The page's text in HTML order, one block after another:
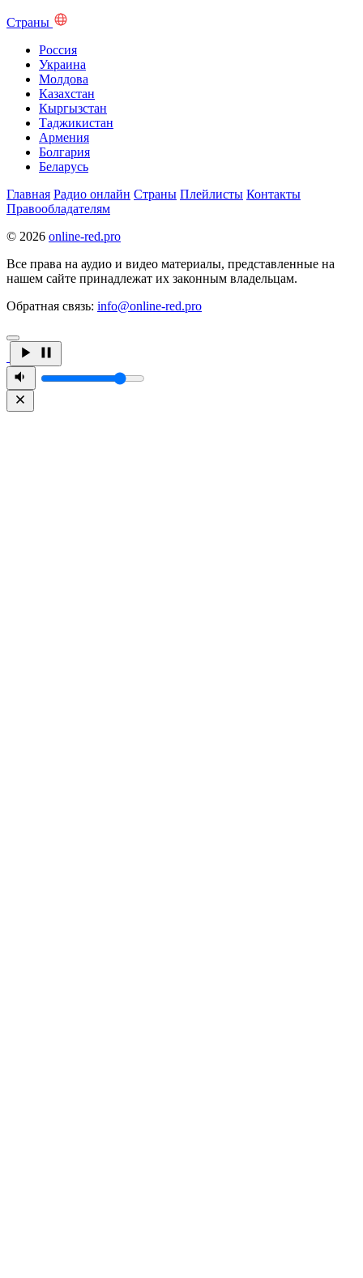
Страны
Россия
Украина
Молдова
Казахстан
Кыргызстан
Таджикистан
Армения
Болгария
Беларусь
Главная Радио онлайн Страны Плейлисты Контакты
Правообладателям
© 2026 online-red.pro
Все права на аудио и видео материалы, представленные на
нашем сайте принадлежат их законным владельцам.
Обратная связь: info@online-red.pro